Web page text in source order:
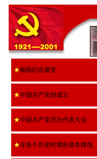
★杨殷纪念展览
★中国共产党的成立
★中国共产党历次代表大会
★在各个历史时期的基本路线